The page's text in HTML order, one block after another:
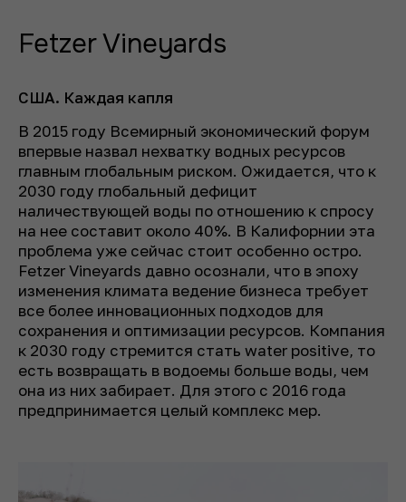
Fetzer Vineyards
США. Каждая капля
В 2015 году Всемирный экономический форум
впервые назвал нехватку водных ресурсов
главным глобальным риском. Ожидается, что к
2030 году глобальный дефицит
наличествующей воды по отношению к спросу
на нее составит около 40%. В Калифорнии эта
проблема уже сейчас стоит особенно остро.
Fetzer Vineyards давно осознали, что в эпоху
изменения климата ведение бизнеса требует
все более инновационных подходов для
сохранения и оптимизации ресурсов. Компания
к 2030 году стремится стать water positive, то
есть возвращать в водоемы больше воды, чем
она из них забирает. Для этого с 2016 года
предпринимается целый комплекс мер.